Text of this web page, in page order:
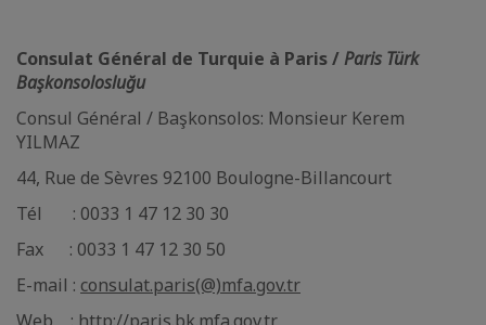
Consulat Général de Turquie à Paris /Paris Türk
Başkonsolosluğu
Consul Général / Başkonsolos: Monsieur Kerem
YILMAZ
44, Rue de Sèvres 92100 Boulogne-Billancourt
Tél : 0033 1 47 12 30 30
Fax : 0033 1 47 12 30 50
E-mail : consulat.paris(@)mfa.gov.tr